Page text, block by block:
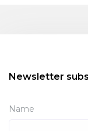
Newsletter
Name